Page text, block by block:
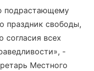
подрастающему
праздник свободы,
согласия всех
-
Местного